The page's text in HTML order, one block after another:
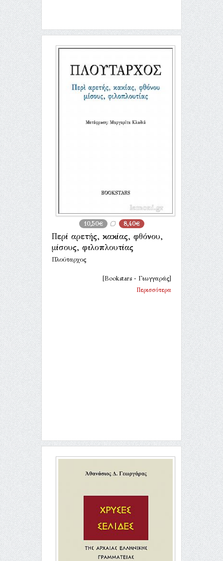
10,50€ 8,40€
Περί αρετής, κακίας, φθόνου,
μίσους, φιλοπλουτίας
Πλούταρχος
[Bookstars - Γιωγγαράς]
Περισσότερα